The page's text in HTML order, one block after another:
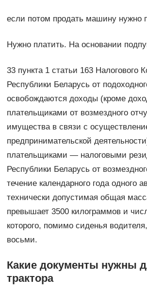
если потом продать машину нужно
Нужно платить. На основании
33 пункта 1 статьи 163 Налогового
Республики Беларусь от
освобождаются доходы (кроме
плательщиками от возмездного
имущества в связи с
предпринимательской
плательщиками — налоговыми
Республики Беларусь от
течение календарного года одного
технически допустимая общая
превышает 3500 килограммов и
которого, помимо сиденья
восьми.
Какие документы нужны
трактора